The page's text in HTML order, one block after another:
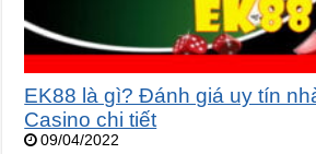
EK88 là gì? Đánh giá uy tín
Casino chi tiết
09/04/2022